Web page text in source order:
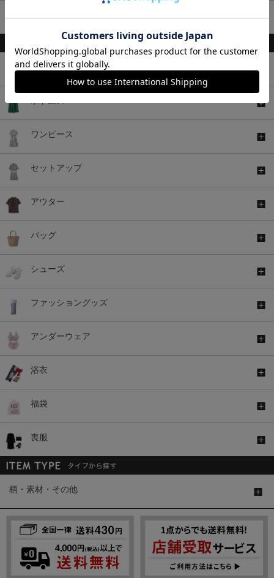
トップス
ワンピース
セットアップ
アウター
バッグ
シューズ
ファッショングッズ
アンダーウェア
浴衣
福袋
喪服
柄・素材・その他